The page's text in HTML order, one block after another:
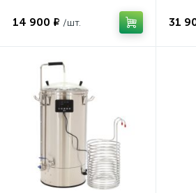
14 900 ₽ /шт. 31